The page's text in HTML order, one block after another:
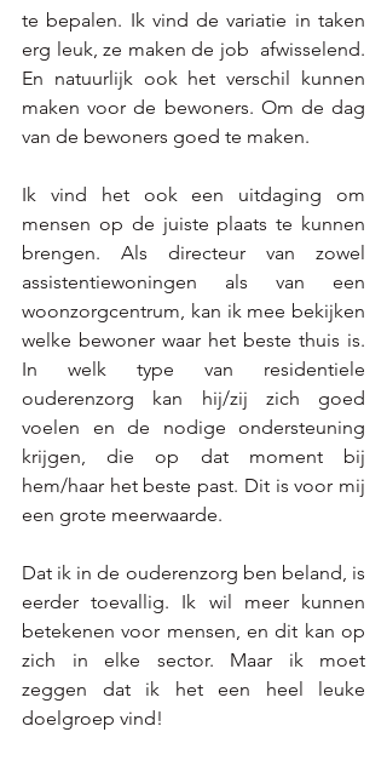
te bepalen. Ik vind de variatie in taken
erg leuk, ze maken de job  afwisselend.
En natuurlijk ook het verschil kunnen
maken voor de bewoners. Om de dag
van de bewoners goed te maken.
Ik vind het ook een uitdaging om
mensen op de juiste plaats te kunnen
brengen. Als directeur van zowel
assistentiewoningen als van een
woonzorgcentrum, kan ik mee bekijken
welke bewoner waar het beste thuis is.
In welk type van residentiele
ouderenzorg kan hij/zij zich goed
voelen en de nodige ondersteuning
krijgen, die op dat moment bij
hem/haar het beste past. Dit is voor mij
een grote meerwaarde.
Dat ik in de ouderenzorg ben beland, is
eerder toevallig. Ik wil meer kunnen
betekenen voor mensen, en dit kan op
zich in elke sector. Maar ik moet
zeggen dat ik het een heel leuke
doelgroep vind!